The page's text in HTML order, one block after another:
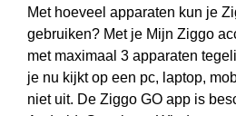
Met hoeveel apparaten kun je
gebruiken? Met je Mijn Ziggo
met maximaal 3 apparaten
je nu kijkt op een pc, laptop,
niet uit. De Ziggo GO app is